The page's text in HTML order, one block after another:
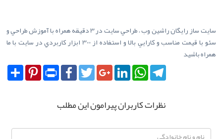
سايت ساز رايگان راشين وب ، طراحي سايت در 3 دقيقه همراه با آموزش طراحي و
سئو با قيمت مناسب و کارايي بالا و استفاده از 300 ابزار کاربردي در سايت با ما
همراه باشيد
SharePinterest Print
FacebookTwitterGoogle+LinkedInWhatsAppTelegram
نظرات کاربران پیرامون این مطلب